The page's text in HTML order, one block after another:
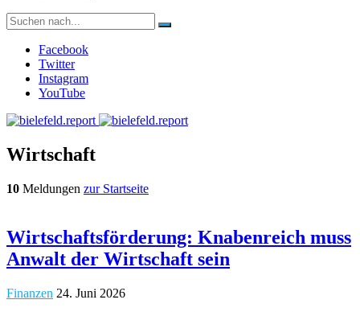
Suche
nach:
Facebook
Twitter
Instagram
YouTube
Wirtschaft
10 Meldungen zur Startseite
Wirtschaftsförderung: Knabenreich muss
Anwalt der Wirtschaft sein
Finanzen 24. Juni 2026